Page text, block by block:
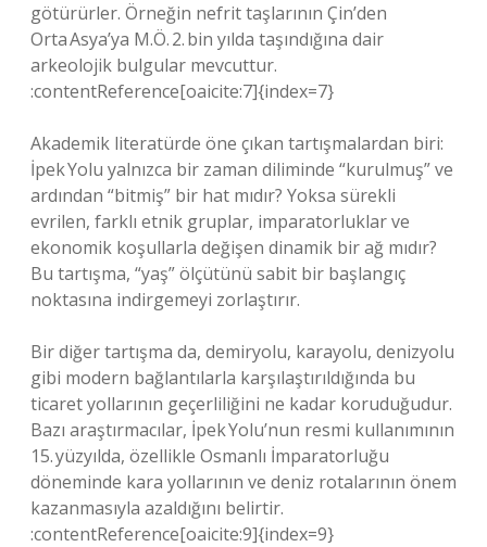
götürürler. Örneğin nefrit taşlarının Çin’den
Orta Asya’ya M.Ö. 2. bin yılda taşındığına dair
arkeolojik bulgular mevcuttur.
:contentReference[oaicite:7]{index=7}
Akademik literatürde öne çıkan tartışmalardan biri:
İpek Yolu yalnızca bir zaman diliminde “kurulmuş” ve
ardından “bitmiş” bir hat mıdır? Yoksa sürekli
evrilen, farklı etnik gruplar, imparatorluklar ve
ekonomik koşullarla değişen dinamik bir ağ mıdır?
Bu tartışma, “yaş” ölçütünü sabit bir başlangıç
noktasına indirgemeyi zorlaştırır.
Bir diğer tartışma da, demiryolu, karayolu, denizyolu
gibi modern bağlantılarla karşılaştırıldığında bu
ticaret yollarının geçerliliğini ne kadar koruduğudur.
Bazı araştırmacılar, İpek Yolu’nun resmi kullanımının
15. yüzyılda, özellikle Osmanlı İmparatorluğu
döneminde kara yollarının ve deniz rotalarının önem
kazanmasıyla azaldığını belirtir.
:contentReference[oaicite:9]{index=9}